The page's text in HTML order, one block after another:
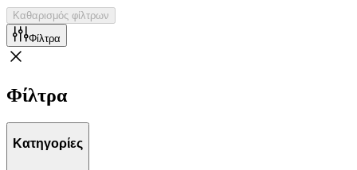
Καθαρισμός φίλτρων
Φίλτρα
Φίλτρα
Κατηγορίες